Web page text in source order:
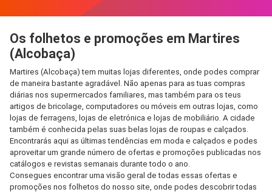
Os folhetos e promoções em Martires
(Alcobaça)
Martires (Alcobaça) tem muitas lojas diferentes, onde podes comprar
de maneira bastante agradável. Não apenas para as tuas compras
diárias nos supermercados familiares, mas também para os teus
artigos de bricolage, computadores ou móveis em outras lojas, como
lojas de ferragens, lojas de eletrónica e lojas de mobiliário. A cidade
também é conhecida pelas suas belas lojas de roupas e calçados.
Encontrarás aqui as últimas tendências em moda e calçados e podes
aproveitar um grande número de ofertas e promoções publicadas nos
catálogos e revistas semanais durante todo o ano.
Consegues encontrar uma visão geral de todas essas ofertas e
promoções nos folhetos do nosso site, onde podes descobrir todas